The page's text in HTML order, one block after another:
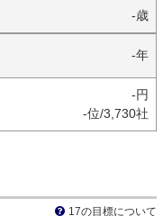
-歳
-年
-円
-位/3,730社
17の目標について